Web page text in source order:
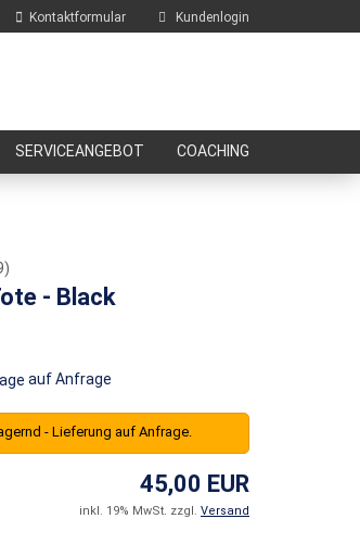
Kontaktformular Kundenlogin
vergessen?
SERVICEANGEBOT COACHING
)
- Black
auf Anfrage
- Lieferung auf Anfrage.
45,00 EUR
inkl. 19% MwSt. zzgl. Versand